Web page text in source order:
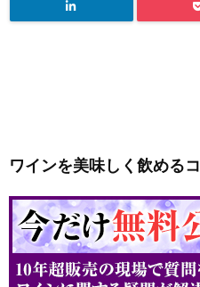
ワインを美味しく飲める